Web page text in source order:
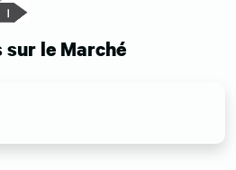
le Marché